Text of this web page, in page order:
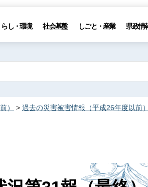
らし・環境 社会基盤 しごと・産業 県政情
） > 過去の災害被害情報（平成26年度以前）